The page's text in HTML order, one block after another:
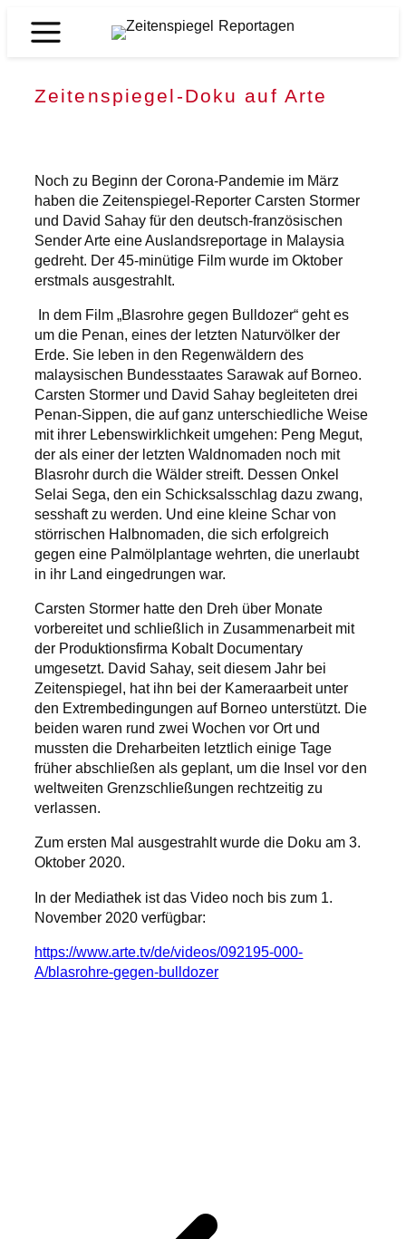
Inhalt
Zeitenspiegel
Zeitenspiegel-Doku auf Arte
Noch zu Beginn der Corona-Pandemie im März
haben die Zeitenspiegel-Reporter Carsten Stormer
und David Sahay für den deutsch-französischen
Sender Arte eine Auslandsreportage in Malaysia
gedreht. Der 45-minütige Film wurde im Oktober
erstmals ausgestrahlt.
In dem Film „Blasrohre gegen Bulldozer“ geht es
um die Penan, eines der letzten Naturvölker der
Erde. Sie leben in den Regenwäldern des
malaysischen Bundesstaates Sarawak auf Borneo.
Carsten Stormer und David Sahay begleiteten drei
Penan-Sippen, die auf ganz unterschiedliche Weise
mit ihrer Lebenswirklichkeit umgehen: Peng Megut,
der als einer der letzten Waldnomaden noch mit
Blasrohr durch die Wälder streift. Dessen Onkel
Selai Sega, den ein Schicksalsschlag dazu zwang,
sesshaft zu werden. Und eine kleine Schar von
störrischen Halbnomaden, die sich erfolgreich
gegen eine Palmölplantage wehrten, die unerlaubt
in ihr Land eingedrungen war.
Carsten Stormer hatte den Dreh über Monate
vorbereitet und schließlich in Zusammenarbeit mit
der Produktionsfirma Kobalt Documentary
umgesetzt. David Sahay, seit diesem Jahr bei
Zeitenspiegel, hat ihn bei der Kameraarbeit unter
den Extrembedingungen auf Borneo unterstützt. Die
beiden waren rund zwei Wochen vor Ort und
mussten die Dreharbeiten letztlich einige Tage
früher abschließen als geplant, um die Insel vor den
weltweiten Grenzschließungen rechtzeitig zu
verlassen.
Zum ersten Mal ausgestrahlt wurde die Doku am 3.
Oktober 2020.
In der Mediathek ist das Video noch bis zum 1.
November 2020 verfügbar:
https://www.arte.tv/de/videos/092195-000-
A/blasrohre-gegen-bulldozer